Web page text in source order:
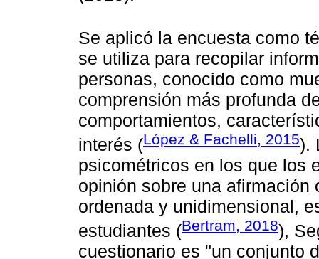
Se aplicó la encuesta como
se utiliza para recopilar
personas, conocido como
comprensión más profunda
comportamientos,
interés (López & Fachelli, 2015).
psicométricos en los que los
opinión sobre una
ordenada y unidimensional,
estudiantes (Bertram, 2018),
cuestionario es "un conjunto